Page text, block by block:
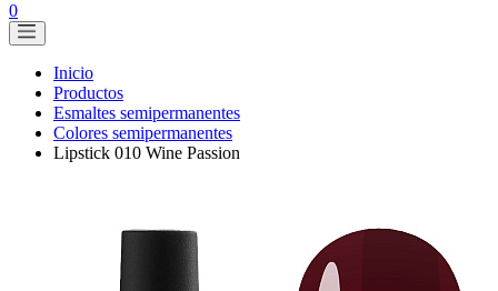
0
Inicio
Productos
Esmaltes semipermanentes
Colores semipermanentes
Lipstick 010 Wine Passion